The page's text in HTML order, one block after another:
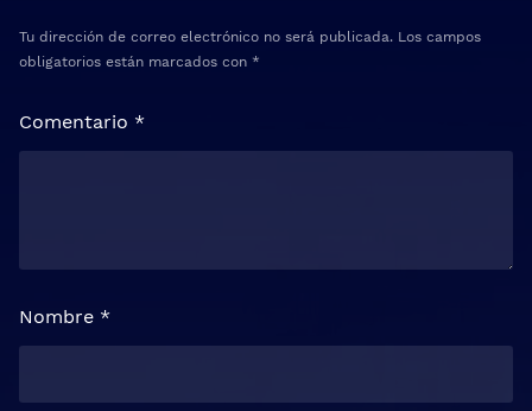
Tu dirección de correo electrónico no será publicada. Los campos
obligatorios están marcados con *
Comentario *
Nombre *